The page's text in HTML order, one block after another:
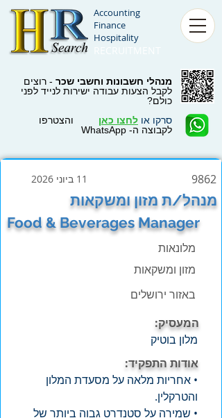
מנהלי חשבונות וחשבי שכר - רוצים
לקבל הצעות עבודה ישירות לנייד לפני
כולם?
סרקו או לחצו כאן והצטרפו
לקבוצה ה- WhatsApp
11 ביוני 2026
Food & Beverages Manager
באזור ירושלים
9862
מנהל/ת מזון ומשקאות
מזון ומשקאות
מלונאות
המעסיק:
מלון בוטיק
אודות התפקיד:
• אחריות מלאה על מסעדת המלון
והטרקלין.
• שמירה על סטנדרט גבוה ביותר של
Accounting
Finance
Hospitality